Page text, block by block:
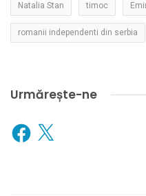
Natalia Stan timoc
romanii independenti din serbia
Urmărește-ne
Facebook
X